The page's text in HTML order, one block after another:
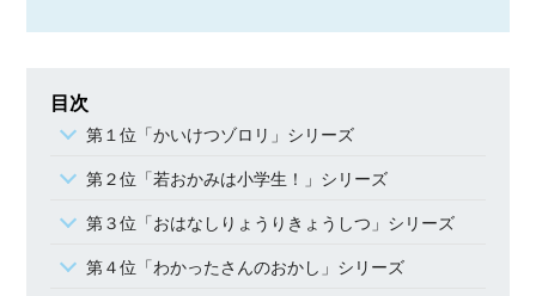
目次
第１位「かいけつゾロリ」シリーズ
第２位「若おかみは小学生！」シリーズ
第３位「おはなしりょうりきょうしつ」シリーズ
第４位「わかったさんのおかし」シリーズ